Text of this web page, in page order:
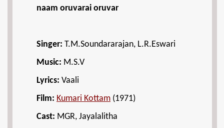
naam oruvarai oruvar
Singer: T.M.Soundararajan, L.R.Eswari
Music: M.S.V
Lyrics: Vaali
Film: Kumari Kottam (1971)
Cast: MGR, Jayalalitha